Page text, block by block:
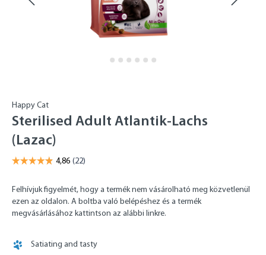
Happy Cat
Sterilised Adult Atlantik-Lachs
(Lazac)
Felhívjuk figyelmét, hogy a termék nem vásárolható meg közvetlenül
ezen az oldalon. A boltba való belépéshez és a termék
megvásárlásához kattintson az alábbi linkre.
Satiating and tasty